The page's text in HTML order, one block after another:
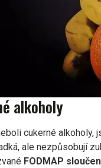
alkoholy
cukerné alkoholy,
ale nezpůsobují
FODMAP